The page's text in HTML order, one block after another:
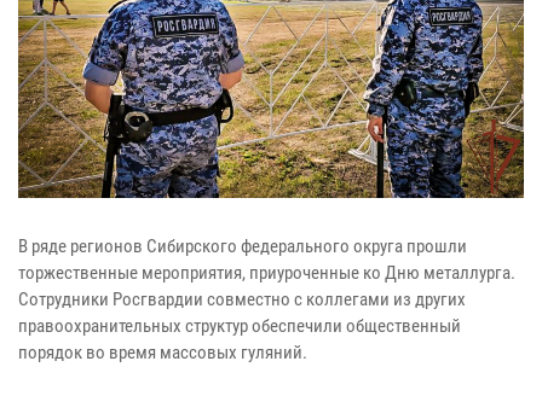
В ряде регионов Сибирского федерального округа прошли
торжественные мероприятия, приуроченные ко Дню металлурга.
Сотрудники Росгвардии совместно с коллегами из других
правоохранительных структур обеспечили общественный
порядок во время массовых гуляний.